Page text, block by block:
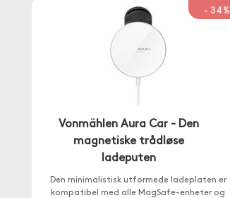
-34%
Vonmählen Aura Car - Den
magnetiske trådløse
ladeputen
Den minimalistisk utformede ladeplaten er
kompatibel med alle MagSafe-enheter og